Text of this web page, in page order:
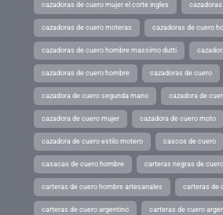
cazadoras de cuero mujer el corte ingles
cazadoras de cuero moteras cazadoras de cuero
cazadoras de cuero hombre massimo dutti
cazadoras de cuero hombre cazadoras de cuero
cazadora de cuero segunda mano cazadora de
cazadora de cuero mujer cazadora de cuero moto
cazadora de cuero estilo motero cascos de cuero
casacas de cuero hombre carteras negras de cuero
carteras de cuero hombre artesanales carteras de
carteras de cuero argentino carteras de cuero